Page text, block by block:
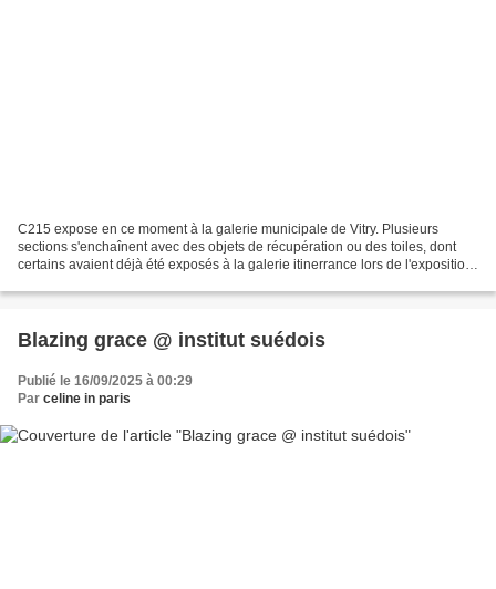
C215 expose en ce moment à la galerie municipale de Vitry. Plusieurs
sections s'enchaînent avec des objets de récupération ou des toiles, dont
certains avaient déjà été exposés à la galerie itinerrance lors de l'exposition
Blazing grace @ institut suédois
Publié le 16/09/2025 à 00:29
Par celine in paris